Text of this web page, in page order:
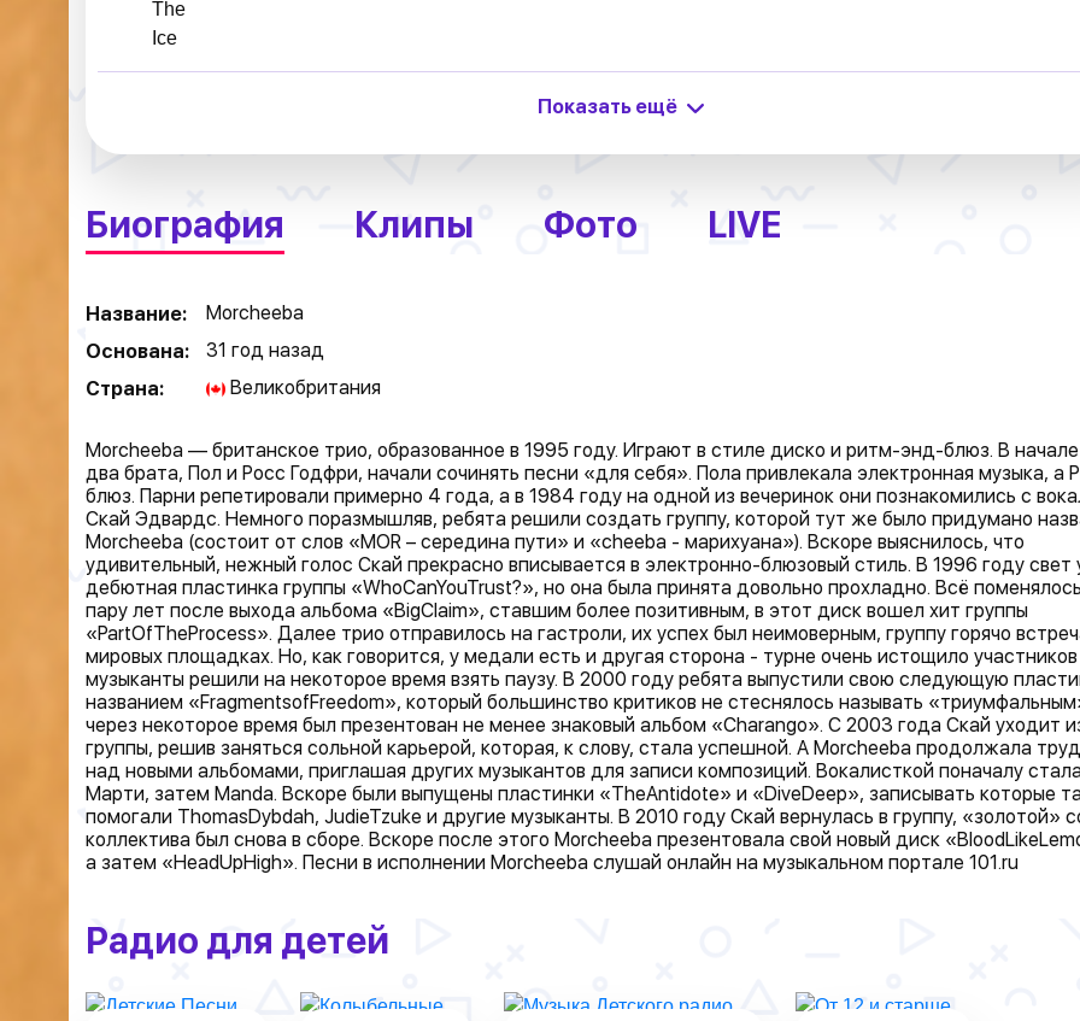
Показать ещё
Биография Клипы Фото LIVE
Название:
Morcheeba
Основана:
31 год назад
Страна:
Великобритания
Morcheeba — британское трио, образованное в 1995 году. Играют в стиле диско и ритм-энд-блюз. В
два брата, Пол и Росс Годфри, начали сочинять песни «для себя». Пола привлекала электронная музыка, а
блюз. Парни репетировали примерно 4 года, а в 1984 году на одной из вечеринок они познакомились с
Скай Эдвардс. Немного поразмышляв, ребята решили создать группу, которой тут же было придумано
Morcheeba (состоит от слов «MOR – середина пути» и «cheeba - марихуана»). Вскоре выяснилось, что
удивительный, нежный голос Скай прекрасно вписывается в электронно-блюзовый стиль. В 1996 году свет
дебютная пластинка группы «WhoCanYouTrust?», но она была принята довольно прохладно. Всё
пару лет после выхода альбома «BigClaim», ставшим более позитивным, в этот диск вошел хит группы
«PartOfTheProcess». Далее трио отправилось на гастроли, их успех был неимоверным, группу горячо
мировых площадках. Но, как говорится, у медали есть и другая сторона - турне очень истощило
музыканты решили на некоторое время взять паузу. В 2000 году ребята выпустили свою следующую
названием «FragmentsofFreedom», который большинство критиков не стеснялось называть
через некоторое время был презентован не менее знаковый альбом «Charango». С 2003 года Скай уходит
группы, решив заняться сольной карьерой, которая, к слову, стала успешной. А Morcheeba продолжала
над новыми альбомами, приглашая других музыкантов для записи композиций. Вокалисткой поначалу
Марти, затем Manda. Вскоре были выпущены пластинки «TheAntidote» и «DiveDeep», записывать которые
помогали ThomasDybdah, JudieTzuke и другие музыканты. В 2010 году Скай вернулась в группу, «золотой»
коллектива был снова в сборе. Вскоре после этого Morcheeba презентовала свой новый диск
а затем «HeadUpHigh». Песни в исполнении Morcheeba слушай онлайн на музыкальном портале 101.ru
Радио для детей